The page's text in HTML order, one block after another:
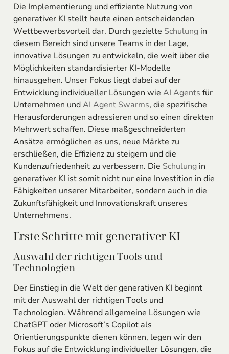
Die Implementierung und effiziente Nutzung von
generativer KI stellt heute einen entscheidenden
Wettbewerbsvorteil dar. Durch gezielte Schulungin
diesem Bereich sind unsere Teams in der Lage,
innovative Lösungen zu entwickeln, die weit über die
Möglichkeiten standardisierter KI-Modelle
hinausgehen. Unser Fokus liegt dabei auf der
Entwicklung individueller Lösungen wie AI Agents für
Unternehmen undAI Agent Swarms, die spezifische
Herausforderungen adressieren und so einen direkten
Mehrwert schaffen. Diese maßgeschneiderten
Ansätze ermöglichen es uns, neue Märkte zu
erschließen, die Effizienz zu steigern und die
Kundenzufriedenheit zu verbessern. Die Schulungin
generativer KI ist somit nicht nur eine Investition in die
Fähigkeiten unserer Mitarbeiter, sondern auch in die
Zukunftsfähigkeit und Innovationskraft unseres
Unternehmens.
Erste Schritte mit generativer KI
Auswahl der richtigen Tools und
Technologien
Der Einstieg in die Welt der generativen KI beginnt
mit der Auswahl der richtigen Tools und
Technologien. Während allgemeine Lösungen wie
ChatGPT oder Microsoft’s Copilot als
Orientierungspunkte dienen können, legen wir den
Fokus auf die Entwicklung individueller Lösungen, die